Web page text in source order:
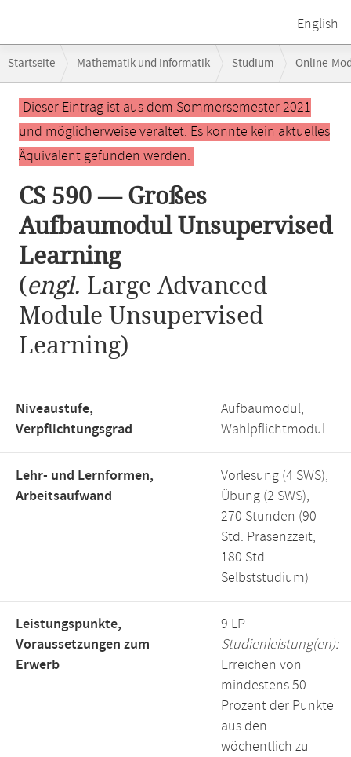
English
Navigation
Startseite Mathematik und Informatik Studium Online-
CS 590 — Großes Aufbaumodul Unsupervised Learning
Hauptinhalt
Dieser Eintrag ist aus dem Sommersemester 2021
und möglicherweise veraltet. Es konnte kein aktuelles
Äquivalent gefunden werden.
CS 590 — Großes
Aufbaumodul Unsupervised
Learning
(engl. Large Advanced
Module Unsupervised
Learning)
Niveaustufe,
Verpflichtungsgrad
Aufbaumodul,
Wahlpflichtmodul
Lehr- und Lernformen,
Arbeitsaufwand
Vorlesung (4 SWS),
Übung (2 SWS),
270 Stunden (90
Std. Präsenzzeit,
180 Std.
Selbststudium)
Leistungspunkte,
Voraussetzungen zum
Erwerb
9 LP
Studienleistung(en):
Erreichen von
mindestens 50
Prozent der Punkte
aus den
wöchentlich zu